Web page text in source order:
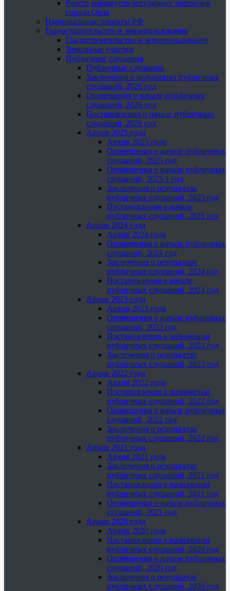
Реестр маршрутов регулярных перевозок
города Орла
Национальные проекты РФ
Градостроительство и землепользование
Градостроительство и землепользование
Земельные участки
Публичные слушания
Публичные слушания
Заключения о результатах публичных
слушаний, 2026 год
Оповещения о начале публичных
слушаний, 2026 год
Постановления о начале публичных
слушаний, 2026 год
Архив 2025 года
Архив 2025 года
Оповещения о начале публичных
слушаний, 2025 год
Оповещения о начале публичных
слушаний, 2025-1 год
Заключения о результатах
публичных слушаний, 2025 год
Постановления о начале
публичных слушаний, 2025 год
Архив 2024 года
Архив 2024 года
Оповещения о начале публичных
слушаний, 2024 год
Заключения о результатах
публичных слушаний, 2024 год
Постановления о начале
публичных слушаний, 2024 год
Архив 2023 года
Архив 2023 года
Оповещения о начале публичных
слушаний, 2023 год
Постановления о назначении
публичных слушаний, 2023 год
Заключения о результатах
публичных слушаний, 2023 год
Архив 2022 года
Архив 2022 года
Постановления о назначении
публичных слушаний, 2022 год
Оповещения о начале публичных
слушаний, 2022 год
Заключения о результатах
публичных слушаний, 2022 год
Архив 2021 года
Архив 2021 года
Заключения о результатах
публичных слушаний, 2021 год
Постановления о назначении
публичных слушаний, 2021 год
Оповещения о начале публичных
слушаний, 2021 год
Архив 2020 года
Архив 2020 года
Постановления о назначении
публичных слушаний, 2020 год
Оповещения о начале публичных
слушаний, 2020 год
Заключения о результатах
публичных слушаний, 2020 год